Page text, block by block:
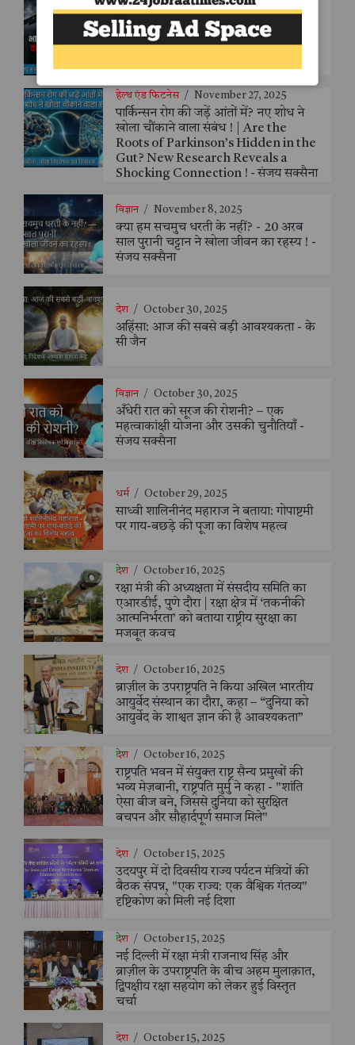
देश / November 27, 2025
तेजस हादसे के संदर्भ में भारत–पाकिस्तान
वायुसेना: क्षमता, फर्क और सीख - संजय
हेल्थ एंड फिटनेस / November 27, 2025
पार्किन्सन रोग की जड़ें आंतों में? नए शोध ने
खोला चौंकाने वाला संबंध ! | Are the
Roots of Parkinson’s Hidden in the
Gut? New Research Reveals a
Shocking Connection ! - संजय सक्सैना
विज्ञान / November 8, 2025
क्या हम सचमुच धरती के नहीं? - 20 अरब
साल पुरानी चट्टान ने खोला जीवन का रहस्य ! -
संजय सक्सैना
देश / October 30, 2025
अहिंसा: आज की सबसे बड़ी आवश्यकता - के
सी जैन
विज्ञान / October 30, 2025
अँधेरी रात को सूरज की रोशनी? – एक
महत्वाकांक्षी योजना और उसकी चुनौतियाँ -
संजय सक्सैना
धर्म / October 29, 2025
साध्वी शालिनीनंद महाराज ने बताया: गोपाष्टमी
पर गाय-बछड़े की पूजा का विशेष महत्व
देश / October 16, 2025
रक्षा मंत्री की अध्यक्षता में संसदीय समिति का
एआरडीई, पुणे दौरा | रक्षा क्षेत्र में ‘तकनीकी
आत्मनिर्भरता’ को बताया राष्ट्रीय सुरक्षा का
मजबूत कवच
देश / October 16, 2025
ब्राज़ील के उपराष्ट्रपति ने किया अखिल भारतीय
आयुर्वेद संस्थान का दौरा, कहा – “दुनिया को
आयुर्वेद के शाश्वत ज्ञान की है आवश्यकता”
देश / October 16, 2025
राष्ट्रपति भवन में संयुक्त राष्ट्र सैन्य प्रमुखों की
भव्य मेज़बानी, राष्ट्रपति मुर्मु ने कहा - "शांति
ऐसा बीज बने, जिससे दुनिया को सुरक्षित
बचपन और सौहार्दपूर्ण समाज मिले"
देश / October 15, 2025
उदयपुर में दो दिवसीय राज्य पर्यटन मंत्रियों की
बैठक संपन्न, "एक राज्य: एक वैश्विक गंतव्य"
दृष्टिकोण को मिली नई दिशा
देश / October 15, 2025
नई दिल्ली में रक्षा मंत्री राजनाथ सिंह और
ब्राज़ील के उपराष्ट्रपति के बीच अहम मुलाक़ात,
द्विपक्षीय रक्षा सहयोग को लेकर हुई विस्तृत
चर्चा
देश / October 15, 2025